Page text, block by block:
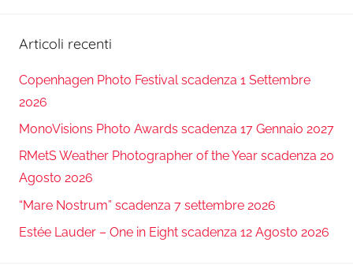
Articoli recenti
Copenhagen Photo Festival scadenza 1 Settembre
2026
MonoVisions Photo Awards scadenza 17 Gennaio 2027
RMetS Weather Photographer of the Year scadenza 20
Agosto 2026
“Mare Nostrum” scadenza 7 settembre 2026
Estée Lauder – One in Eight scadenza 12 Agosto 2026